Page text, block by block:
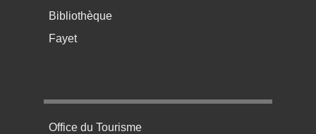
Bibliothèque
Fayet
Menu pratique bas de page 4
Office du Tourisme